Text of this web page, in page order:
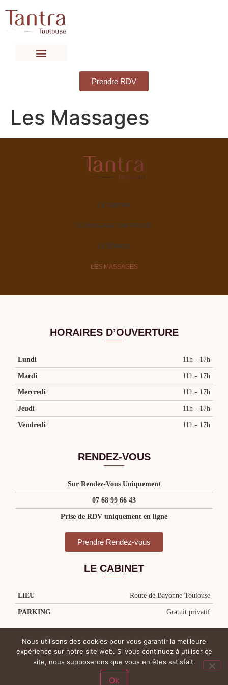
Prendre RDV
Les Massages
LE TANTRA
LE MASSAGE TANTRIQUE
LA SÉANCE
LES MASSAGES
HORAIRES D’OUVERTURE
Lundi
11h - 17h
Mardi
11h - 17h
Mercredi
11h - 17h
Jeudi
11h - 17h
Vendredi
11h - 17h
RENDEZ-VOUS
Sur Rendez-Vous Uniquement
07 68 99 66 43
Prise de RDV uniquement en ligne
Prendre Rendez-vous
LE CABINET
LIEU
Route de Bayonne Toulouse
PARKING
Gratuit privatif
@ Copyright 2018 – 2026 Tantra Toulouse – Tous droits réservés |
Nous utilisons des cookies pour vous garantir la meilleure
expérience sur notre site web. Si vous continuez à utiliser ce
site, nous supposerons que vous en êtes satisfait.
Ok